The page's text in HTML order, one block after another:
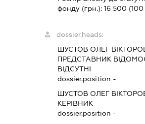
фонду (грн.): 16 500 (100
dossier.heads:
ШУСТОВ ОЛЕГ
ПРЕДСТАВНИК
ВІДСУТНІ
dossier.position -
ШУСТОВ ОЛЕГ
КЕРІВНИК
dossier.position -